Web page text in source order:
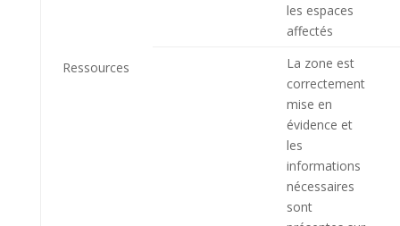
Ressources
les espaces
affectés
La zone est
correctement
mise en
évidence et
les
informations
nécessaires
sont